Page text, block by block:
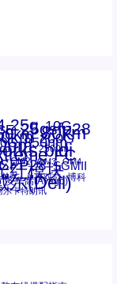
10G
25gsfp28
80km
200G
850nm
2500m
bidi
FC
OM2 OM3 OM4
SFP28 SGMII
纤模块
芯 单模双芯 博科
安华高(Avago)
尔(Dell)
尔卡特朗讯